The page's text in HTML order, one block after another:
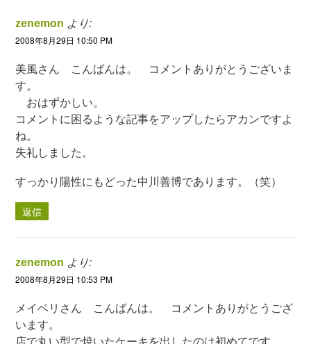
zenemon より:
2008年8月29日 10:50 PM
美風さん こんばんは。 コメントありがとうございま
す。
おはずかしい。
コメントに困るような記事をアップしたらアカンですよ
ね。
失礼しました。
すっかり陽性にもどった中川善博であります。（笑）
返信
zenemon より:
2008年8月29日 10:53 PM
メイベリさん こんばんは。 コメントありがとうござ
います。